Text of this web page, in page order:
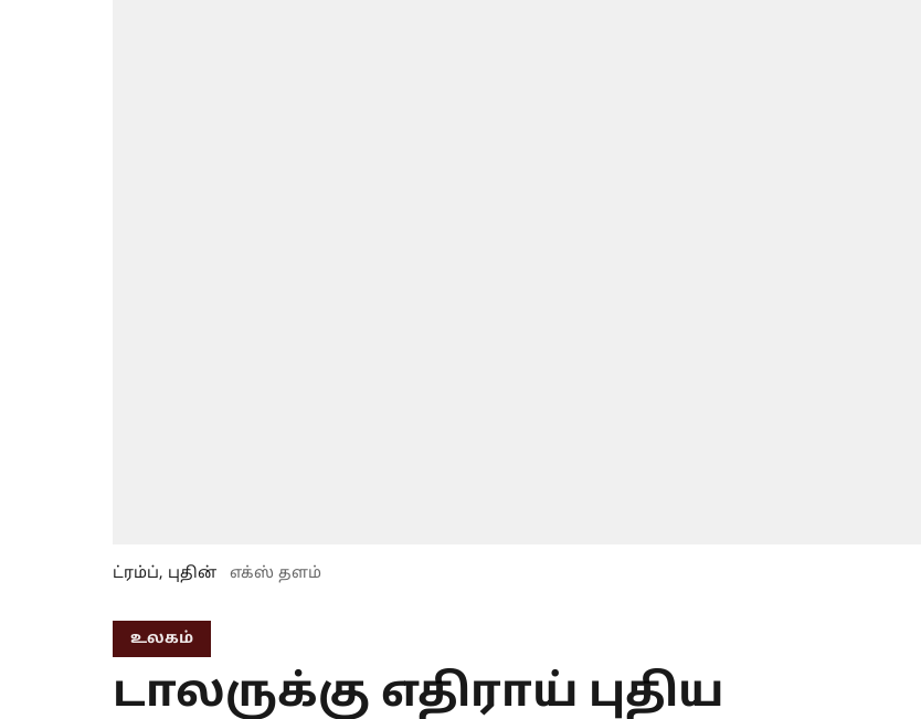
ட்ரம்ப், புதின் எக்ஸ் தளம்
உலகம்
டாலருக்கு எதிராய் புதிய